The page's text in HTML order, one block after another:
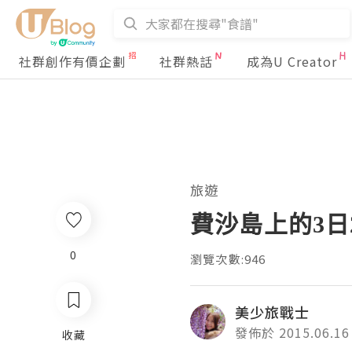
社群創作有價企劃 社群熱話 成為U Creator
0
收藏
旅遊
費沙島上的3
瀏覽次數:946
美少旅戰士
發佈於 2015.06.16